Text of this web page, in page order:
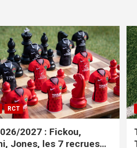
RCT
2027 : Fickou,
Jones, les 7 recrues